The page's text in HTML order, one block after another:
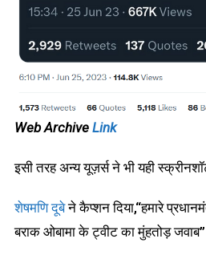
Web Archive Link
इसी तरह अन्य यूज़र्स ने भी यही
शेषमणि दूबेने कैप्शन दिया,“हमारे
बराक ओबामा के ट्वीट का मुंहतोड़ जवाब”